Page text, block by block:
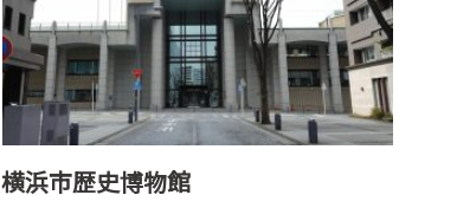
横浜市歴史博物館